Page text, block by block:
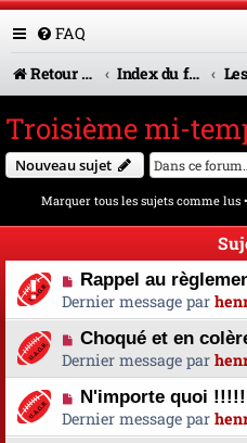
FAQ
Retour vers le site U.A.G.R.
Index du forum
Troisième mi-
Nouveau sujet
Marquer tous les sujets comme lus
Rappel au
Dernier message par
Choqué et en
Dernier message par
N'importe quoi
Dernier message par